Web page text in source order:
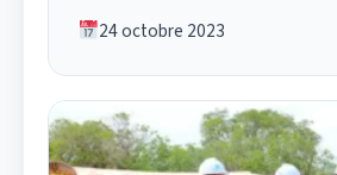
24 octobre 2023